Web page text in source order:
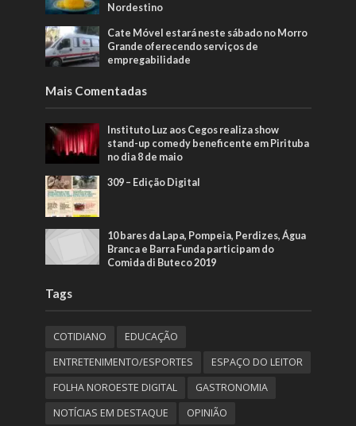
Nordestino
Cate Móvel estará neste sábado no Morro
Grande oferecendo serviços de
empregabilidade
Mais Comentadas
Instituto Luz aos Cegos realiza show
stand-up comedy beneficente em Pirituba
no dia 8 de maio
309 – Edição Digital
10 bares da Lapa, Pompeia, Perdizes, Água
Branca e Barra Funda participam do
Comida di Buteco 2019
Tags
COTIDIANO
EDUCAÇÃO
ENTRETENIMENTO/ESPORTES
ESPAÇO DO LEITOR
FOLHA NOROESTE DIGITAL
GASTRONOMIA
NOTÍCIAS EM DESTAQUE
OPINIÃO